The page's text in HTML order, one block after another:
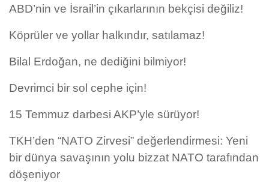
ABD’nin ve İsrail’in çıkarlarının bekçisi değiliz!
Köprüler ve yollar halkındır, satılamaz!
Bilal Erdoğan, ne dediğini bilmiyor!
Devrimci bir sol cephe için!
15 Temmuz darbesi AKP’yle sürüyor!
TKH’den “NATO Zirvesi” değerlendirmesi: Yeni
bir dünya savaşının yolu bizzat NATO tarafından
döşeniyor